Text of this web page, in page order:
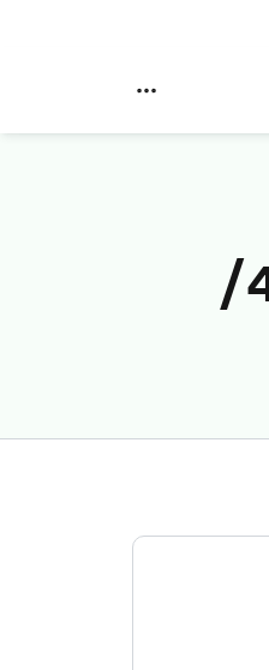
مخالفات نظام الاتصالات وتقنية المعلومات رقم (407464/